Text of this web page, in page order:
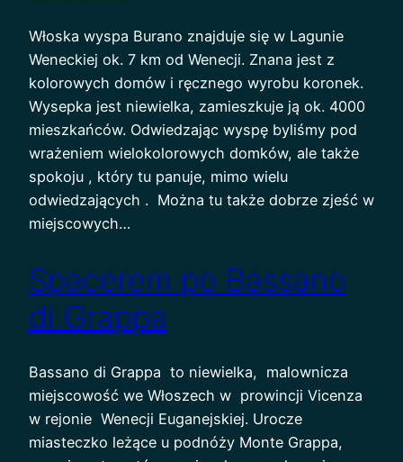
Włoska wyspa Burano znajduje się w Lagunie
Weneckiej ok. 7 km od Wenecji. Znana jest z
kolorowych domów i ręcznego wyrobu koronek.
Wysepka jest niewielka, zamieszkuje ją ok. 4000
mieszkańców. Odwiedzając wyspę byliśmy pod
wrażeniem wielokolorowych domków, ale także
spokoju , który tu panuje, mimo wielu
odwiedzających . Można tu także dobrze zjeść w
miejscowych…
Spacerem po Bassano
di Grappa
Bassano di Grappa to niewielka, malownicza
miejscowość we Włoszech w prowincji Vicenza
w rejonie Wenecji Euganejskiej. Urocze
miasteczko leżące u podnóży Monte Grappa,